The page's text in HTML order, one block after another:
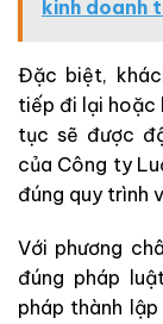
kinh doanh
Đặc biệt,
tiếp đi lại hoặc
tục sẽ được
của Công ty
đúng quy trình
Với phương
đúng pháp
pháp thành